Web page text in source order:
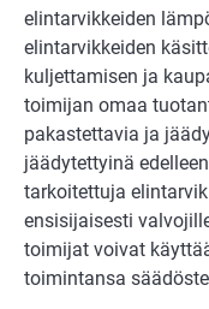
elintarvikkeiden
elintarvikkeiden
kuljettamisen ja
toimijan omaa
pakastettavia ja
jäädytettyinä
tarkoitettuja
ensisijaisesti
toimijat voivat
toimintansa